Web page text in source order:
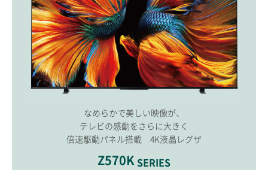
なめらかで美しい映像が、
テレビの感動をさらに大きく
倍速駆動パネル搭載 4K液晶レグザ
Z570K SERIES